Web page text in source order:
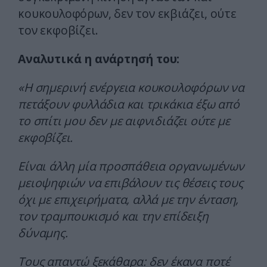
κουκουλοφόρων, δεν τον εκβιάζει, ούτε
τον εκφοβίζει.
Αναλυτικά η ανάρτησή του:
«Η σημερινή ενέργεια κουκουλοφόρων να
πετάξουν φυλλάδια και τρικάκια έξω από
το σπίτι μου δεν με αιφνιδιάζει ούτε με
εκφοβίζει.
Είναι άλλη μία προσπάθεια οργανωμένων
μειοψηφιών να επιβάλουν τις θέσεις τους
όχι με επιχειρήματα, αλλά με την ένταση,
τον τραμπουκισμό και την επίδειξη
δύναμης.
Τους απαντώ ξεκάθαρα: δεν έκανα ποτέ